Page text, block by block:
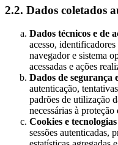
2.2. Dados coletados
Dados técnicos e de
acesso,
navegador e sistema
acessadas e ações
Dados de segurança
autenticação,
padrões de utilização
necessárias à
Cookies e
sessões autenticadas,